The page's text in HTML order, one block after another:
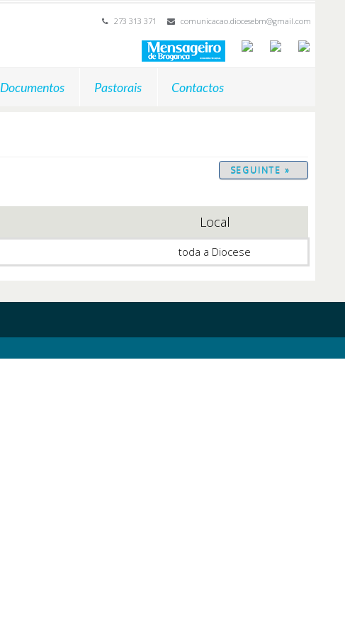
273 313 371 comunicacao.diocesebm@gmail.com
Documentos Pastorais Contactos
SEGUINTE »
Local
toda a Diocese